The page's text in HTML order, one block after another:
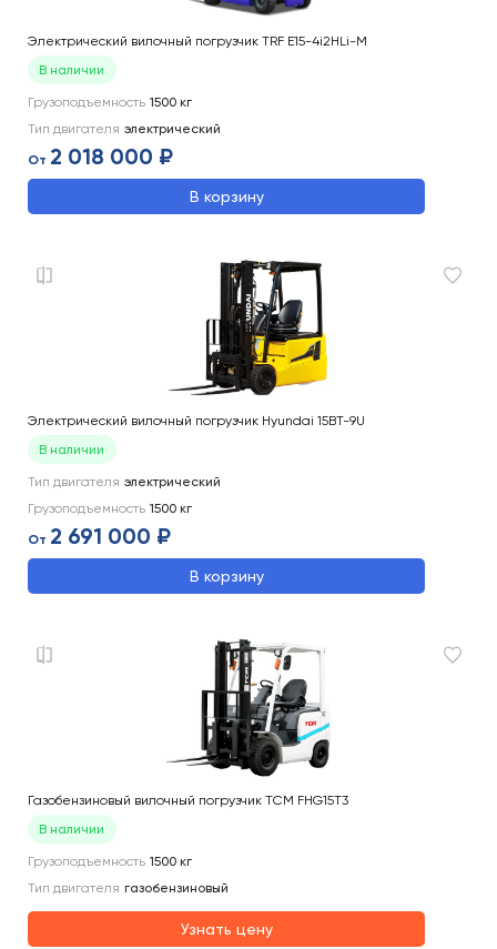
Электрический вилочный погрузчик TRF E15-4i2HLi-M
В наличии
Грузоподъемность 1500 кг
Тип двигателя электрический
От 2 018 000 ₽
В корзину
Электрический вилочный погрузчик Hyundai 15BT-9U
В наличии
Тип двигателя электрический
Грузоподъемность 1500 кг
От 2 691 000 ₽
В корзину
Газобензиновый вилочный погрузчик TCM FHG15T3
В наличии
Грузоподъемность 1500 кг
Тип двигателя газобензиновый
Узнать цену